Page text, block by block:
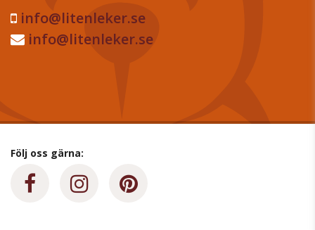
info@litenleker.se
info@litenleker.se
Följ oss gärna: